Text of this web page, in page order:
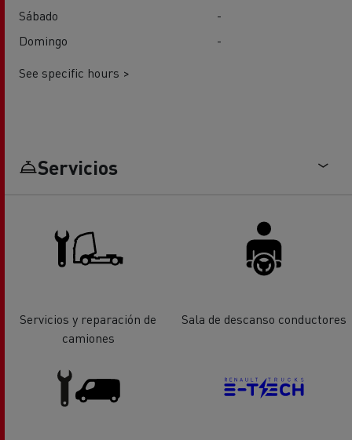
Sábado
-
Domingo
-
See specific hours >
Servicios
Servicios y reparación de
camiones
Sala de descanso conductores